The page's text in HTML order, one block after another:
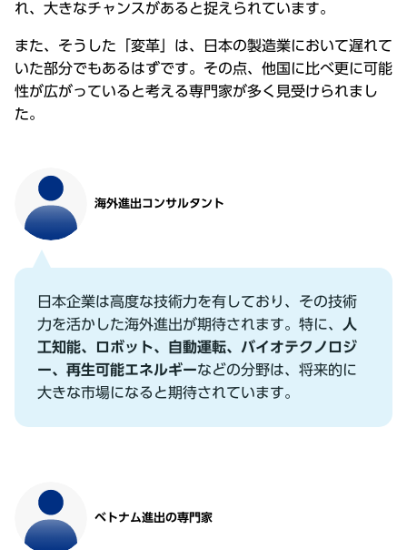
れ、⼤きなチャンスがあると捉えられています。
また、そうした「変⾰」は、⽇本の製造業において遅れて
いた部分でもあるはずです。その点、他国に⽐べ更に可能
性が広がっていると考える専⾨家が多く⾒受けられまし
た。
海外進出コンサルタント
⽇本企業は⾼度な技術⼒を有しており、その技術
⼒を活かした海外進出が期待されます。特に、 ⼈
⼯知能、ロボット、⾃動運転、バイオテクノロジ
ー、再⽣可能エネルギーなどの分野は、将来的に
⼤きな市場になると期待されています。
ベトナム進出の専⾨家